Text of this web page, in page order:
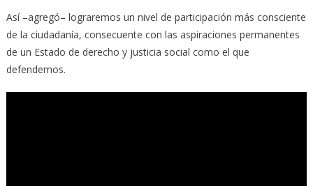
Así –agregó– lograremos un nivel de participación más consciente
de la ciudadanía, consecuente con las aspiraciones permanentes
de un Estado de derecho y justicia social como el que
defendemos.